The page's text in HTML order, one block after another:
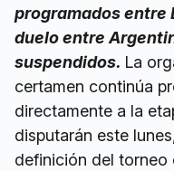
programados entre
duelo entre
suspendidos. La
certamen continúa
directamente a la
disputarán este
definición del torneo